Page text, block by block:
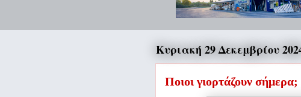
Κυριακή 29 Δεκεμβρίου
Ποιοι γιορτάζουν σήμερα;